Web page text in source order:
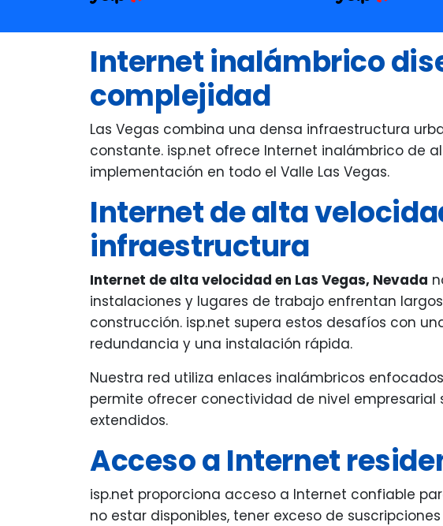
with any
in moving
a follow up
and with care.
friendly
Mathew
very attentive
whole process
experience in
Internet inalámbrico
complejidad
Las Vegas combina una densa infraestructura
constante. isp.net ofrece Internet inalámbrico de
implementación en todo el Valle Las Vegas.
Internet de alta
infraestructura
Internet de alta velocidad en Las Vegas, Nevada
instalaciones y lugares de trabajo enfrentan
construcción. isp.net supera estos desafíos con
redundancia y una instalación rápida.
Nuestra red utiliza enlaces inalámbricos
permite ofrecer conectividad de nivel
extendidos.
Acceso a Internet
isp.net proporciona acceso a Internet confiable
no estar disponibles, tener exceso de